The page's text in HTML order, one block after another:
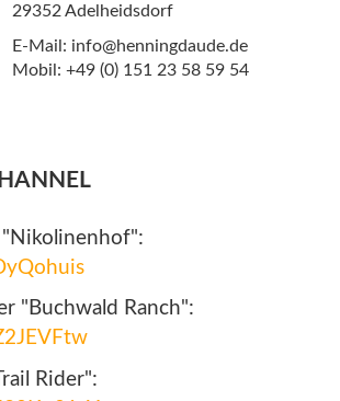
29352 Adelheidsdorf
E-Mail: info@henningdaude.de
Mobil: +49 (0) 151 23 58 59 54
"Buchwald Ranch":
Rider":